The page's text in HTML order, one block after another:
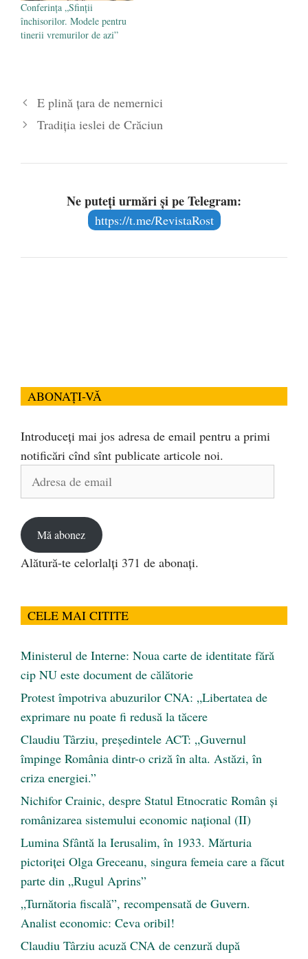
Conferinţa „Sfinţii
închisorilor. Modele pentru
tinerii vremurilor de azi”
E plină țara de nemernici
Tradiția ieslei de Crăciun
Ne puteți urmări și pe Telegram:
https://t.me/RevistaRost
ABONAȚI-VĂ
Introduceți mai jos adresa de email pentru a primi
notificări cînd sînt publicate articole noi.
Adresa
Mă abonez
Alătură-te celorlalți 371 de abonați.
CELE MAI CITITE
Ministerul de Interne: Noua carte de identitate fără
cip NU este document de călătorie
Protest împotriva abuzurilor CNA: „Libertatea de
exprimare nu poate fi redusă la tăcere
Claudiu Târziu, președintele ACT: „Guvernul
împinge România dintr-o criză în alta. Astăzi, în
criza energiei.”
Nichifor Crainic, despre Statul Etnocratic Român şi
românizarea sistemului economic naţional (II)
Lumina Sfântă la Ierusalim, în 1933. Mărturia
pictoriței Olga Greceanu, singura femeia care a făcut
parte din „Rugul Aprins”
„Turnătoria fiscală”, recompensată de Guvern.
Analist economic: Ceva oribil!
Claudiu Târziu acuză CNA de cenzură după